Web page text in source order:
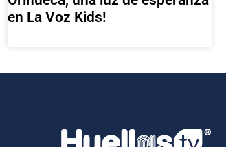
en La Voz Kids!